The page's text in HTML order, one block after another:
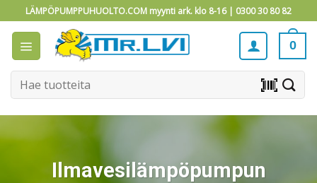
to
content
LÄMPÖPUMPPUHUOLTO.COM myynti ark. klo 8-16 | 0300 30 80 82
0
Etsi: barcode_scanner
Ilmavesilämpöpumpun